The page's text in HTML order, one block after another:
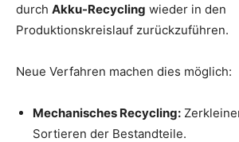
durch Akku-Recycling wieder in den
Produktionskreislauf zurückzuführen.
Neue Verfahren machen dies möglich:
Mechanisches Recycling:
Sortieren der Bestandteile.